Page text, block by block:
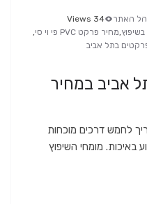
האתר
34 Views
בשיפוץ,מחיר פרקט PVC פי וי סי
,
בתל אביב
אביב במחיר
לחמש דרכים מוכחות
באיכות. מומחי השיפוץ